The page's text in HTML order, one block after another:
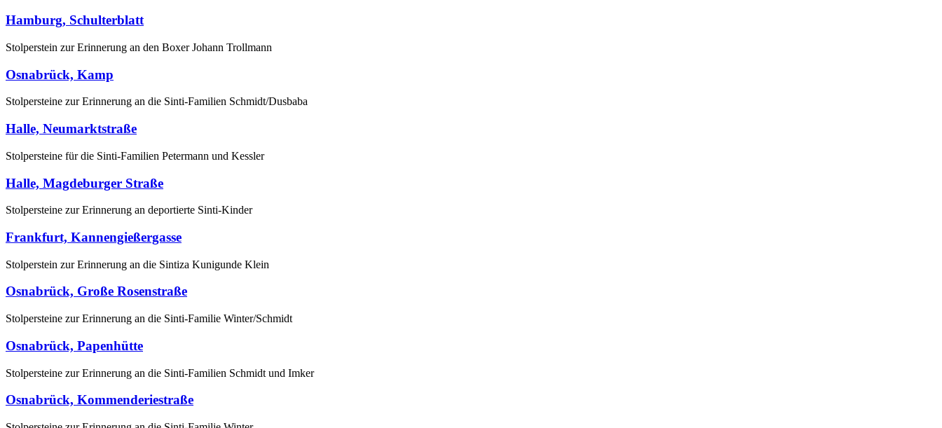
Hamburg, Schulterblatt
Stolperstein zur Erinnerung an den Boxer Johann Trollmann
Osnabrück, Kamp
Stolpersteine zur Erinnerung an die Sinti-Familien Schmidt/Dusbaba
Halle, Neumarktstraße
Stolpersteine für die Sinti-Familien Petermann und Kessler
Halle, Magdeburger Straße
Stolpersteine zur Erinnerung an deportierte Sinti-Kinder
Frankfurt, Kannengießergasse
Stolperstein zur Erinnerung an die Sintiza Kunigunde Klein
Osnabrück, Große Rosenstraße
Stolpersteine zur Erinnerung an die Sinti-Familie Winter/Schmidt
Osnabrück, Papenhütte
Stolpersteine zur Erinnerung an die Sinti-Familien Schmidt und Imker
Osnabrück, Kommenderiestraße